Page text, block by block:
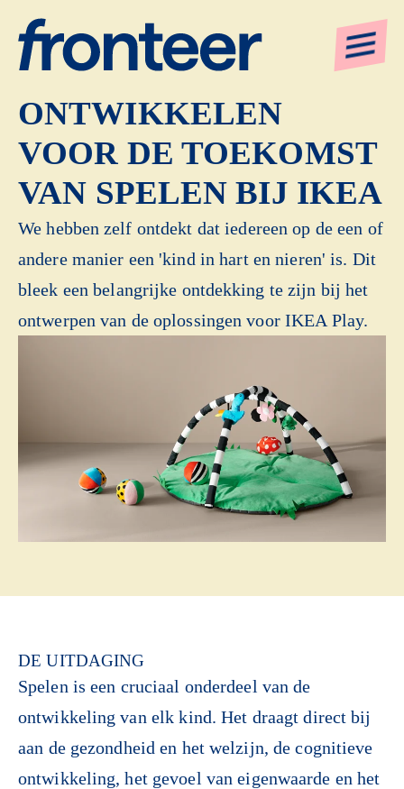
CONCEPTEN
ONTWIKKELEN
VOOR DE TOEKOMST
VAN SPELEN BIJ IKEA
We hebben zelf ontdekt dat iedereen op de een of
andere manier een 'kind in hart en nieren' is. Dit
bleek een belangrijke ontdekking te zijn bij het
ontwerpen van de oplossingen voor IKEA Play.
DE UITDAGING
Spelen is een cruciaal onderdeel van de
ontwikkeling van elk kind. Het draagt direct bij
aan de gezondheid en het welzijn, de cognitieve
ontwikkeling, het gevoel van eigenwaarde en het